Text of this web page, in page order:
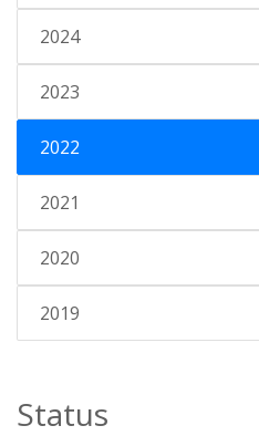
2024
2023
2022
2021
2020
2019
Status